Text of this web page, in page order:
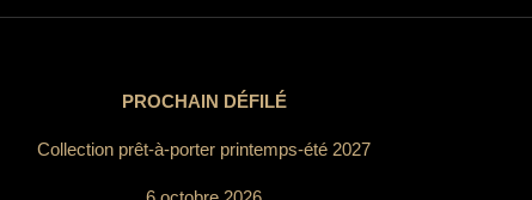
PROCHAIN DÉFILÉ
Collection prêt-à-porter printemps-été 2027